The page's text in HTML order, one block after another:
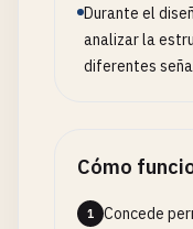
Durante el
analizar la
diferentes
Cómo
1
Concede